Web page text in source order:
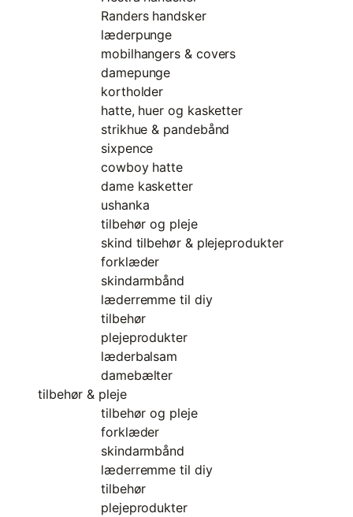
Randers handsker
læderpunge
mobilhangers & covers
damepunge
kortholder
hatte, huer og kasketter
strikhue & pandebånd
sixpence
cowboy hatte
dame kasketter
ushanka
tilbehør og pleje
skind tilbehør & plejeprodukter
forklæder
skindarmbånd
læderremme til diy
tilbehør
plejeprodukter
læderbalsam
damebælter
tilbehør & pleje
tilbehør og pleje
forklæder
skindarmbånd
læderremme til diy
tilbehør
plejeprodukter